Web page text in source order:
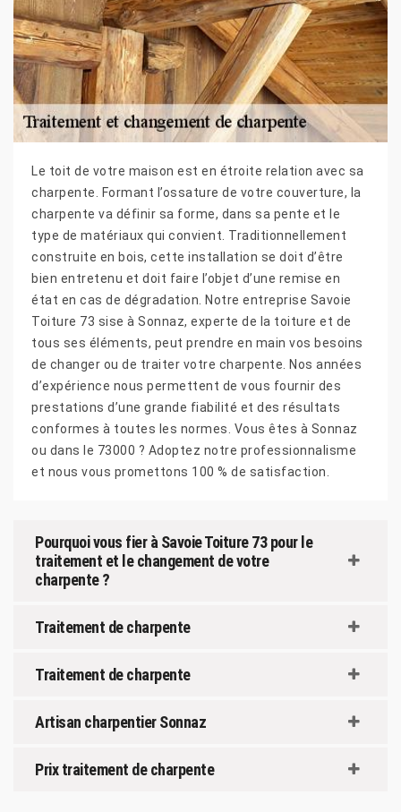
Le toit de votre maison est en étroite relation avec sa
charpente. Formant l’ossature de votre couverture, la
charpente va définir sa forme, dans sa pente et le
type de matériaux qui convient. Traditionnellement
construite en bois, cette installation se doit d’être
bien entretenu et doit faire l’objet d’une remise en
état en cas de dégradation. Notre entreprise Savoie
Toiture 73 sise à Sonnaz, experte de la toiture et de
tous ses éléments, peut prendre en main vos besoins
de changer ou de traiter votre charpente. Nos années
d’expérience nous permettent de vous fournir des
prestations d’une grande fiabilité et des résultats
conformes à toutes les normes. Vous êtes à Sonnaz
ou dans le 73000 ? Adoptez notre professionnalisme
et nous vous promettons 100 % de satisfaction.
Pourquoi vous fier à Savoie Toiture 73 pour le
traitement et le changement de votre
charpente ?
Traitement de charpente
Traitement de charpente
Artisan charpentier Sonnaz
Prix traitement de charpente